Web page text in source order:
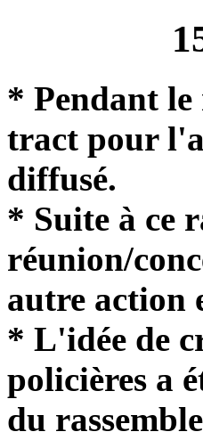
* Pendant le
tract pour
diffusé.
* Suite à ce
réunion/
autre action
* L'idée de
policières a
du